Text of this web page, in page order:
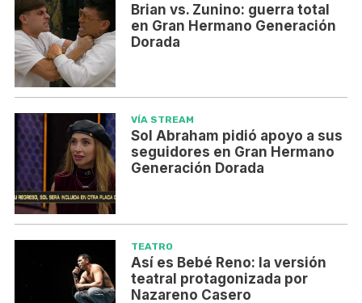
Brian vs. Zunino: guerra total
en Gran Hermano Generación
Dorada
VÍA STREAM
Sol Abraham pidió apoyo a sus
seguidores en Gran Hermano
Generación Dorada
TEATRO
Así es Bebé Reno: la versión
teatral protagonizada por
Nazareno Casero